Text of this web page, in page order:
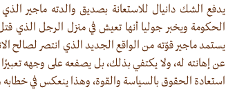
يدفع الشك دانيال للاستعانة بصديق والدته ماجير
الحكومة ويخبر جوليا أنها تعيش في منزل الرجل الذي
يستمد ماجير قوّته من الواقع الجديد الذي انتصر لصالح
عن إهانته له، ولا يكتفي بذلك، بل يصفعه على وجهه
استعادة الحقوق بالسياسة والقوة، وهذا ينعكس في